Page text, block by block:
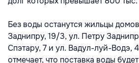
Без воды останутся жильцы
Заднипру, 19/3, ул. Петру
Спэтару, 7 и ул. Вадул-луй-Водэ,
отмечает, что поставка воды